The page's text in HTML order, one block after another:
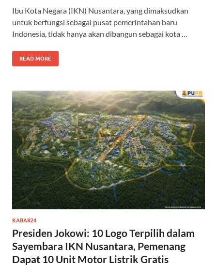
Ibu Kota Negara (IKN) Nusantara, yang dimaksudkan
untuk berfungsi sebagai pusat pemerintahan baru
Indonesia, tidak hanya akan dibangun sebagai kota …
READ MORE
KABAR24
Presiden Jokowi: 10 Logo Terpilih dalam
Sayembara IKN Nusantara, Pemenang
Dapat 10 Unit Motor Listrik Gratis